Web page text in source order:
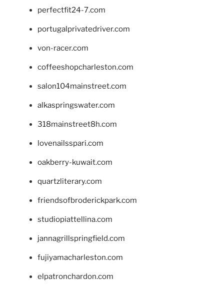
perfectfit24-7.com
portugalprivatedriver.com
von-racer.com
coffeeshopcharleston.com
salon104mainstreet.com
alkaspringswater.com
318mainstreet8h.com
lovenailsspari.com
oakberry-kuwait.com
quartzliterary.com
friendsofbroderickpark.com
studiopiattellina.com
jannagrillspringfield.com
fujiyamacharleston.com
elpatronchardon.com